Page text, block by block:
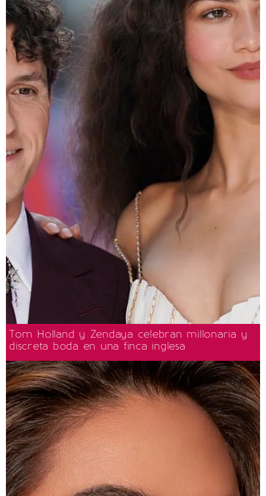
Tom Holland y Zendaya celebran millonaria y
discreta boda en una finca inglesa